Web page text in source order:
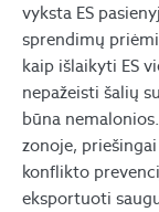
vyksta ES
sprendimų
kaip išlaikyti ES
nepažeisti šalių
būna
zonoje,
konflikto
eksportuoti